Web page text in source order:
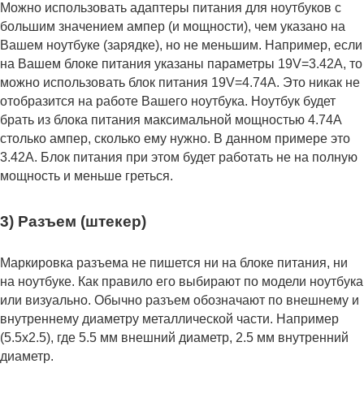
Можно использовать адаптеры питания для ноутбуков с
большим значением ампер (и мощности), чем указано на
Вашем ноутбуке (зарядке), но не меньшим. Например, если
на Вашем блоке питания указаны параметры 19V=3.42A, то
можно использовать блок питания 19V=4.74A. Это никак не
отобразится на работе Вашего ноутбука. Ноутбук будет
брать из блока питания максимальной мощностью 4.74А
столько ампер, сколько ему нужно. В данном примере это
3.42А. Блок питания при этом будет работать не на полную
мощность и меньше греться.
3) Разъем (штекер)
Маркировка разъема не пишется ни на блоке питания, ни
на ноутбуке. Как правило его выбирают по модели ноутбука
или визуально. Обычно разъем обозначают по внешнему и
внутреннему диаметру металлической части. Например
(5.5x2.5), где 5.5 мм внешний диаметр, 2.5 мм внутренний
диаметр.